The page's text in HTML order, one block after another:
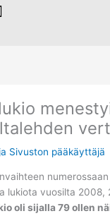
Sivuston pääkäyttäjä
numerossaan
lukiota vuosilta 2008,
oli sijalla 79 ollen